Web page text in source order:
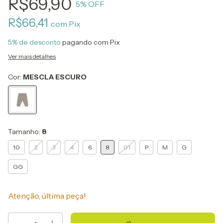
R$69,90 5% OFF
R$66,41 com Pix
5% de desconto pagando com Pix
Ver mais detalhes
Cor: MESCLA ESCURO
Tamanho: 8
10 2 3 4 6 8 01 P M G
GG
Atenção, última peça!